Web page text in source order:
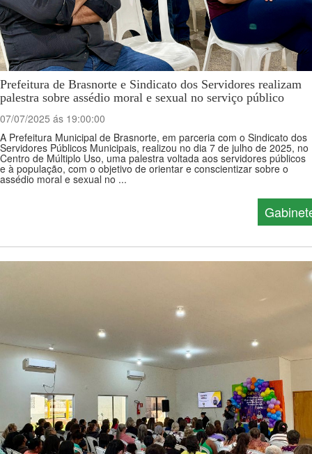
Prefeitura de Brasnorte e Sindicato dos Servidores realizam
palestra sobre assédio moral e sexual no serviço público
07/07/2025 ás 19:00:00
A Prefeitura Municipal de Brasnorte, em parceria com o Sindicato dos
Servidores Públicos Municipais, realizou no dia 7 de julho de 2025, no
Centro de Múltiplo Uso, uma palestra voltada aos servidores públicos
e à população, com o objetivo de orientar e conscientizar sobre o
assédio moral e sexual no ...